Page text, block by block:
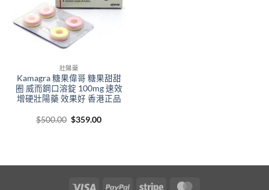
壯陽藥
Kamagra 糖果偉哥 糖果甜甜
圈 威而鋼口溶錠 100mg 速效
增硬壯陽藥 效果好 香港正品
$500.00 Original
$359.00Current
Visa PayPal Stripe